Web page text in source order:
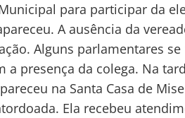
para participar da
A ausência da
Alguns parlamentares
a presença da colega. Na
na Santa Casa de
Ela recebeu